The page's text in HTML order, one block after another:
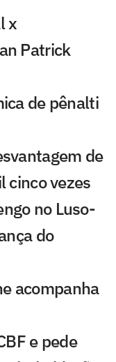
x
Patrick
de pênalti
de
cinco vezes
no Luso-
do
acompanha
e pede